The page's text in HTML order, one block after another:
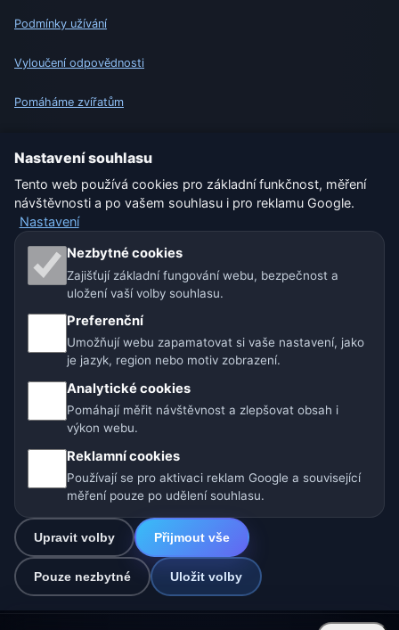
Podmínky užívání
Vyloučení odpovědnosti
Pomáháme zvířatům
Nastavení
Naše weby o počasí:
🇨🇿 Česko 🇭🇷 Chorvatsko 🇧🇬 Bulharsko
🇩🇪🇦🇹🇨🇭 Německo / Rakousko / Švýcarsko
🌎 Latinská Amerika a Španělsko
🇮🇳 Jižní a jihovýchodní Asie
Provozovatel: Spolek Minizoo.cz z.s. | IČO: 21135550 |
info@pocasi.online
© 2026 Počasí Online · Meteorologická data: MET Norway · Open-
Meteo. Výstrahy počasí: ČHMÚ.
Nastavení souhlasu
Tento web používá cookies pro základní funkčnost, měření
návštěvnosti a po vašem souhlasu i pro reklamu Google.
Nastavení
Nezbytné cookies
Zajišťují základní fungování webu, bezpečnost a
uložení vaší volby souhlasu.
Preferenční
Umožňují webu zapamatovat si vaše nastavení, jako
je jazyk, region nebo motiv zobrazení.
Analytické cookies
Pomáhají měřit návštěvnost a zlepšovat obsah i
výkon webu.
Reklamní cookies
Používají se pro aktivaci reklam Google a související
měření pouze po udělení souhlasu.
Upravit volby Přijmout vše
Pouze nezbytné Uložit volby